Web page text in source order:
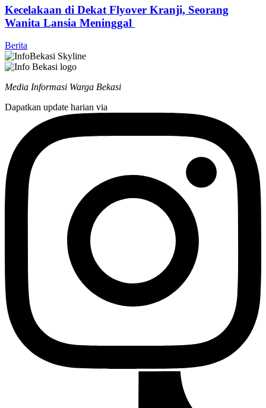
Kecelakaan di Dekat Flyover Kranji, Seorang
Wanita Lansia Meninggal
Berita
Media Informasi Warga Bekasi
Dapatkan update harian via